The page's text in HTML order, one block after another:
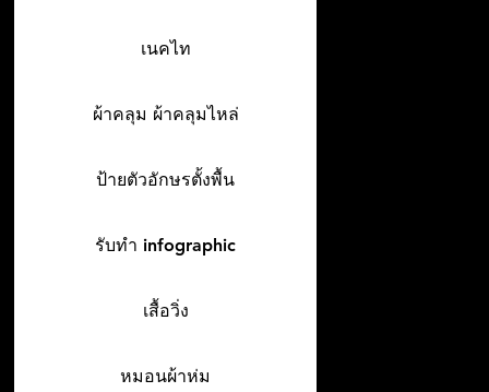
เนคไท
ผ้าคลุม ผ้าคลุมไหล่
ป้ายตัวอักษรตั้งพื้น
รับทำ infographic
เสื้อวิ่ง
หมอนผ้าห่ม